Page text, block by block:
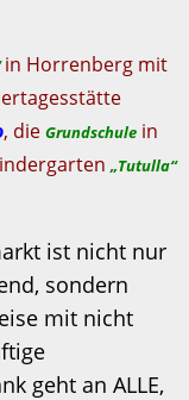
in Horrenberg mit
, die Grundschule in
„Tutulla“
ist nicht nur
sondern
mit nicht
geht an ALLE,